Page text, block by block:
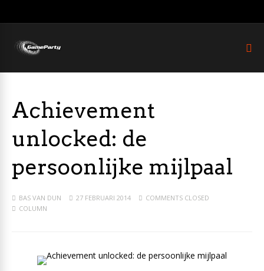
Achievement
unlocked: de
persoonlijke mijlpaal
BAS VAN DUN 27 FEBRUARI 2014
COMMENTS CLOSED
COLUMN